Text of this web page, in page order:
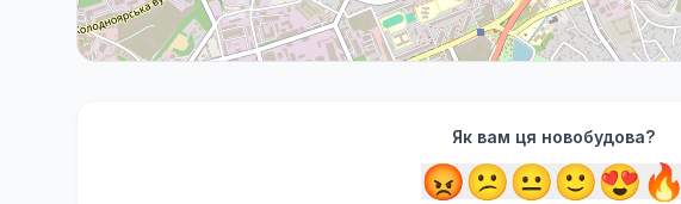
Як вам ця новобудова?
😡😕😐🙂😍🔥